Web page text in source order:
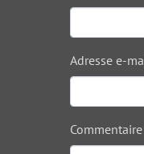
Adresse e-